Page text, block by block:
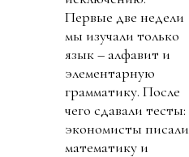
Первые две недели
мы изучали только
язык – алфавит и
элементарную
грамматику. После
чего сдавали тесты:
экономисты писали
математику и